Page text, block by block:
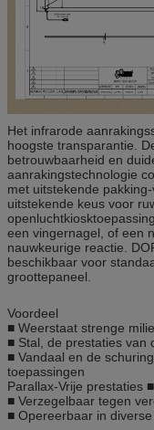
Het infrarode
hoogste transparantie.
betrouwbaarheid en
aanrakingstechnologie
met uitstekende
uitstekende keus voor
een vingernagel, of een
nauwkeurige reactie.
beschikbaar voor
groottepaneel.
Voordeel
■ Weerstaat strenge
■ Stal, de prestaties van
■ Vandaal en de
toepassingen
Parallax-Vrije prestaties
■ Verzegelbaar tegen
■ Opereerbaar in